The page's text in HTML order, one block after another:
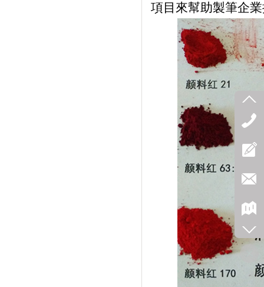
項目來幫助製筆企